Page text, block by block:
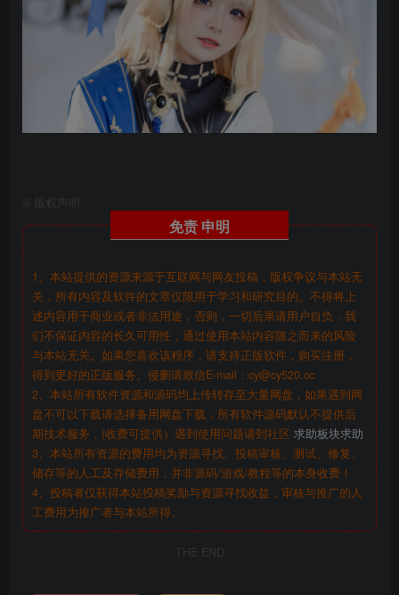
版权声明
免责 申明
1、本站提供的资源来源于互联网与网友投稿，版权争议与本站无
关，所有内容及软件的文章仅限用于学习和研究目的。不得将上
述内容用于商业或者非法用途，否则，一切后果请用户自负，我
们不保证内容的长久可用性，通过使用本站内容随之而来的风险
与本站无关。如果您喜欢该程序，请支持正版软件，购买注册，
得到更好的正版服务。侵删请致信E-mail：cy@cy520.cc
2、本站所有软件资源和源码均上传转存至大量网盘，如果遇到网
盘不可以下载请选择备用网盘下载，所有软件源码默认不提供后
期技术服务，(收费可提供）遇到使用问题请到社区 求助板块求助
3、本站所有资源的费用均为资源寻找、投稿审核、测试、修复、
储存等的人工及存储费用，并非源码/游戏/教程等的本身收费！
4、投稿者仅获得本站投稿奖励与资源寻找收益，审核与推广的人
工费用为推广者与本站所得。
THE END